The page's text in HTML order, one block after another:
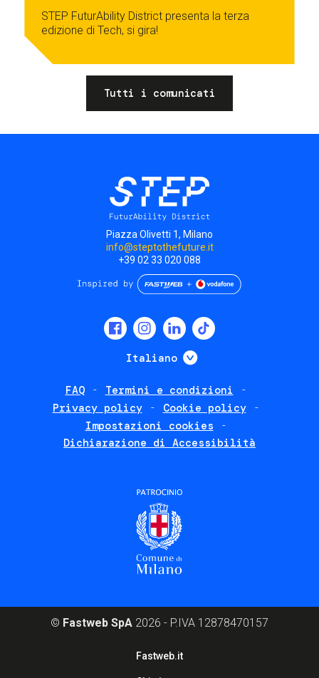
STEP FuturAbility District presenta la terza
edizione di Tech, si gira!
Tutti i comunicati
Piazza Olivetti 1, Milano
info@steptothefuture.it
+39 02 33 020 088
Italiano Mostra ulteriori
FAQ
Termini e condizioni
Privacy policy
Cookie policy
Impostazioni cookies
Dichiarazione di Accessibilità
© Fastweb SpA 2026 - P.IVA 12878470157
Fastweb.it